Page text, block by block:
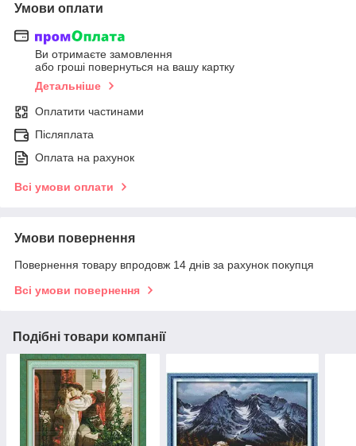
Умови оплати
Ви отримаєте замовлення
або гроші повернуться на вашу картку
Детальніше
Оплатити частинами
Післяплата
Оплата на рахунок
Всі умови оплати
Умови повернення
Повернення товару впродовж 14 днів за рахунок покупця
Всі умови повернення
Подібні товари компанії